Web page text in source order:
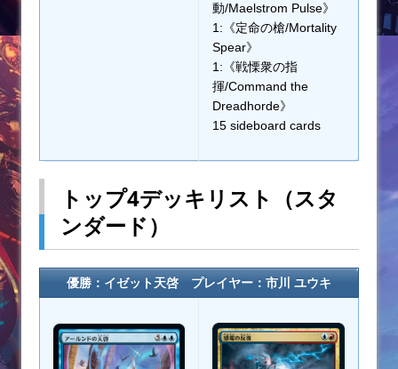
動/Maelstrom Pulse》
1:《定命の槍/Mortality
Spear》
1:《戦慄衆の指
揮/Command the
Dreadhorde》
15 sideboard cards
トップ4デッキリスト（スタ
ンダード）
優勝：イゼット天啓 プレイヤー：市川 ユウキ